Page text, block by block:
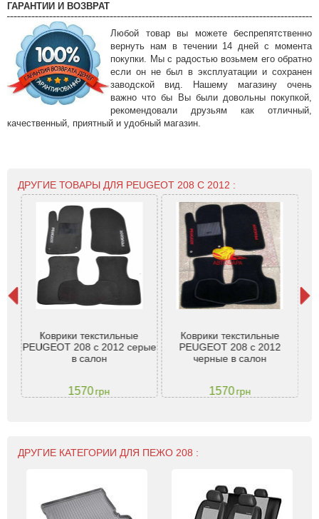
ГАРАНТИИ И ВОЗВРАТ
Любой товар вы можете беспрепятственно
вернуть нам в течении 14 дней с момента
покупки. Мы с радостью возьмем его обратно
если он не был в эксплуатации и сохранен
заводской вид. Нашему магазину очень
важно что бы Вы были довольны покупкой,
рекомендовали друзьям как отличный,
качественный, приятный и удобный магазин.
ДРУГИЕ ТОВАРЫ ДЛЯ PEUGEOT 208 С 2012 :
Коврики текстильные
PEUGEOT 208 с 2012 серые
в салон
1570грн
Коврики текстильные
PEUGEOT 208 с 2012
черные в салон
1570грн
ДРУГИЕ КАТЕГОРИИ ДЛЯ ПЕЖО 208 :